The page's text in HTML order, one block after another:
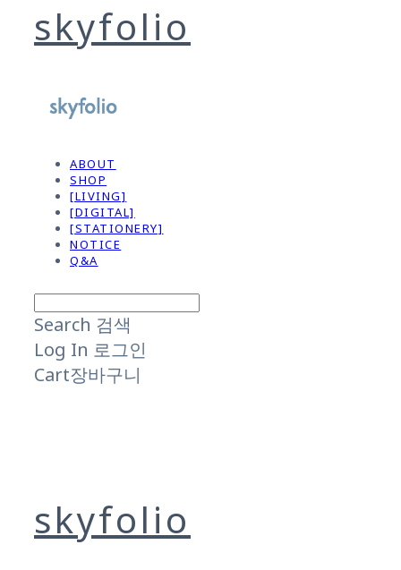
skyfolio
ABOUT
SHOP
[LIVING]
[DIGITAL]
[STATIONERY]
NOTICE
Q&A
Search 검색
Log In 로그인
Cart장바구니
skyfolio